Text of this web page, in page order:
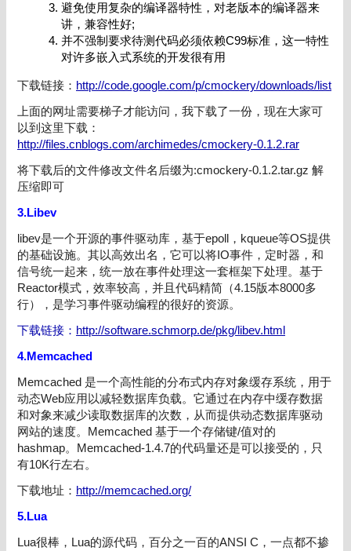
避免使用复杂的编译器特性，对老版本的编译器来
讲，兼容性好;
并不强制要求待测代码必须依赖C99标准，这一特性
对许多嵌入式系统的开发很有用
下载链接： http://code.google.com/p/cmockery/downloads/list
上面的网址需要梯子才能访问，我下载了一份，现在大家可
以到这里下载：
http://files.cnblogs.com/archimedes/cmockery-0.1.2.rar
将下载后的文件修改文件名后缀为:cmockery-0.1.2.tar.gz 解
压缩即可
3.Libev
libev是一个开源的事件驱动库，基于epoll，kqueue等OS提供
的基础设施。其以高效出名，它可以将IO事件，定时器，和
信号统一起来，统一放在事件处理这一套框架下处理。基于
Reactor模式，效率较高，并且代码精简（4.15版本8000多
行），是学习事件驱动编程的很好的资源。
下载链接： http://software.schmorp.de/pkg/libev.html
4.Memcached
Memcached 是一个高性能的分布式内存对象缓存系统，用于
动态Web应用以减轻数据库负载。它通过在内存中缓存数据
和对象来减少读取数据库的次数，从而提供动态数据库驱动
网站的速度。Memcached 基于一个存储键/值对的
hashmap。Memcached-1.4.7的代码量还是可以接受的，只
有10K行左右。
下载地址： http://memcached.org/
5.Lua
Lua很棒，Lua的源代码，百分之一百的ANSI C，一点都不掺